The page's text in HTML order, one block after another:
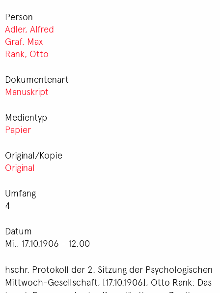
Person
Adler, Alfred
Graf, Max
Rank, Otto
Dokumentenart
Manuskript
Medientyp
Papier
Original/Kopie
Original
Umfang
4
Datum
Mi., 17.10.1906 - 12:00
hschr. Protokoll der 2. Sitzung der Psychologischen
Mittwoch-Gesellschaft, [17.10.1906], Otto Rank: Das